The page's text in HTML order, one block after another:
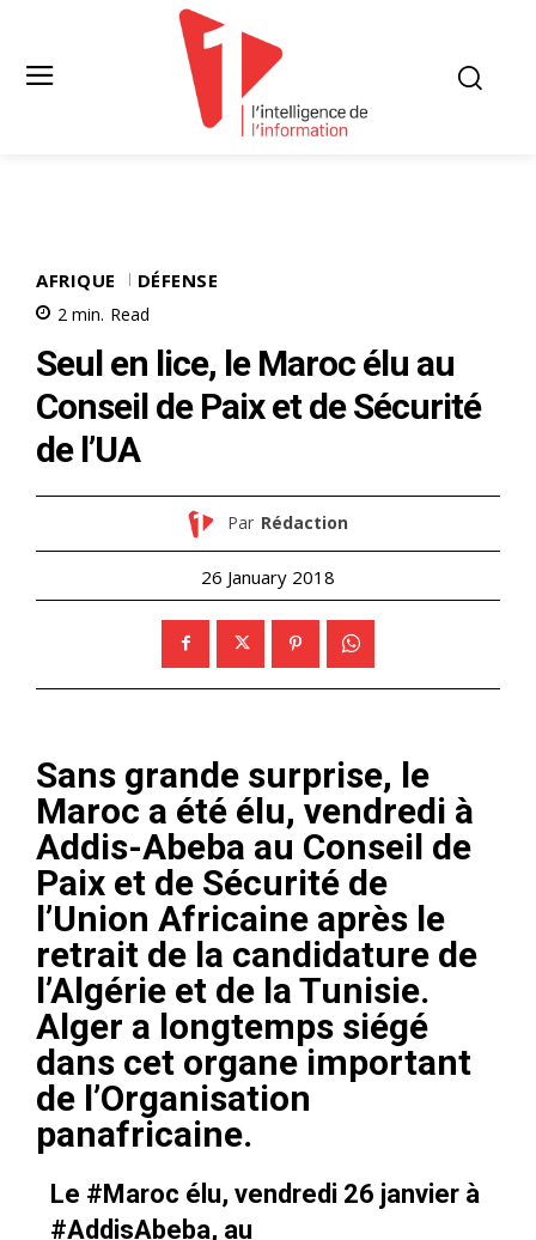
AFRIQUE DÉFENSE
2 min. Read
Seul en lice, le Maroc élu au
Conseil de Paix et de Sécurité
de l’UA
Par Rédaction
26 January 2018
Sans grande surprise, le
Maroc a été élu, vendredi à
Addis-Abeba au Conseil de
Paix et de Sécurité de
l’Union Africaine après le
retrait de la candidature de
l’Algérie et de la Tunisie.
Alger a longtemps siégé
dans cet organe important
de l’Organisation
panafricaine.
Le #Maroc élu, vendredi 26 janvier à
#AddisAbeba, au